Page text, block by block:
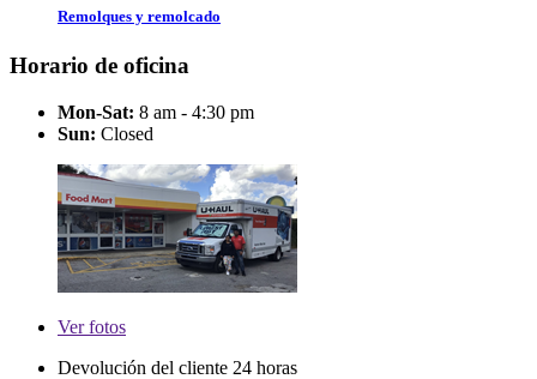
Remolques y remolcado
Horario de oficina
Mon-Sat: 8 am - 4:30 pm
Sun: Closed
Verfotos
Devolución del cliente 24 horas